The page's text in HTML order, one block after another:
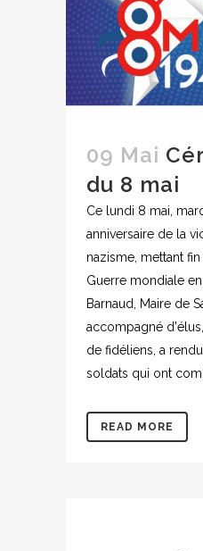
09 Mai
du 8 mai
Ce lundi 8 mai,
anniversaire de la
nazisme, mettant
Guerre mondiale
Barnaud, Maire de
accompagné
de fidéliens, a
soldats qui ont
READ MORE